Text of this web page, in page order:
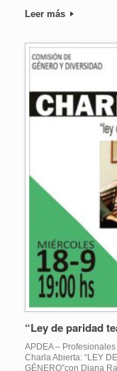
Leer más
“Ley de paridad
APDEA –
Charla Abierta: “LEY
GÉNERO”con Diana